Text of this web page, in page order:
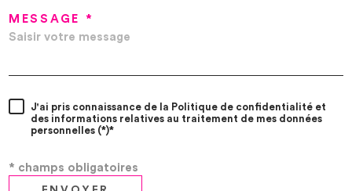
MESSAGE *
J'ai pris connaissance de la Politique de confidentialité et
des informations relatives au traitement de mes données
personnelles (*)*
* champs obligatoires